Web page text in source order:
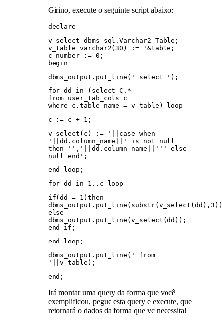
Girino, execute o seguinte script abaixo:
declare
v_select dbms_sql.Varchar2_Table;
v_table varchar2(30) := '&table;
c number := 0;
begin
dbms_output.put_line(' select ');
for dd in (select C.*
from user_tab_cols c
where c.table_name = v_table) loop
c := c + 1;
v_select(c) := '||case when
'||dd.column_name||' is not null
then '','||dd.column_name||''' else
null end';
end loop;
for dd in 1..c loop
if(dd = 1)then
else
dbms_output.put_line(v_select(dd));
end if;
end loop;
dbms_output.put_line(' from
'||v_table);
end;
Irá montar uma query da forma que você
exemplificou, pegue esta query e execute, que
retornará o dados da forma que vc necessita!